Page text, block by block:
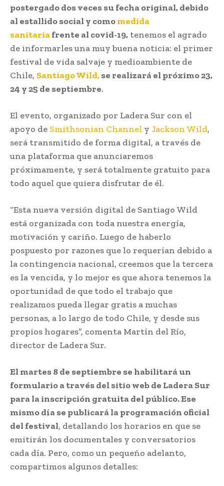
postergado dos veces su fecha original, debido
al estallido social y comomedida
sanitariafrente al covid-19, tenemos el agrado
de informarles una muy buena noticia: el primer
festival de vida salvaje y medioambiente de
Chile, Santiago Wild,se realizará el próximo 23,
24 y 25 de septiembre.
El evento, organizado por Ladera Sur con el
apoyo de Smithsonian Channel y Jackson Wild,
será transmitido de forma digital, a través de
una plataforma que anunciaremos
próximamente, y será totalmente gratuito para
todo aquel que quiera disfrutar de él.
“Esta nueva versión digital de Santiago Wild
está organizada con toda nuestra energía,
motivación y cariño. Luego de haberlo
pospuesto por razones que lo requerían debido a
la contingencia nacional, creemos que la tercera
es la vencida, y lo mejor es que ahora tenemos la
oportunidad de que todo el trabajo que
realizamos pueda llegar gratis a muchas
personas, a lo largo de todo Chile, y desde sus
propios hogares”, comenta Martín del Río,
director de Ladera Sur.
El martes 8 de septiembre se habilitará un
formulario a través del sitio web de Ladera Sur
para la inscripción gratuita del público. Ese
mismo día se publicará la programación oficial
del festival, detallando los horarios en que se
emitirán los documentales y conversatorios
cada día. Pero, como un pequeño adelanto,
compartimos algunos detalles: